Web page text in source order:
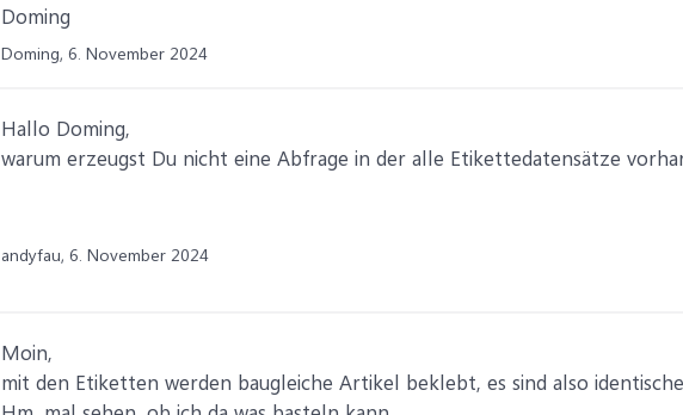
Doming
Doming, 6. November 2024
Hallo Doming,
warum erzeugst Du nicht eine Abfrage in der alle Etikettedatensätze
andyfau, 6. November 2024
Moin,
mit den Etiketten werden baugleiche Artikel beklebt, es sind also